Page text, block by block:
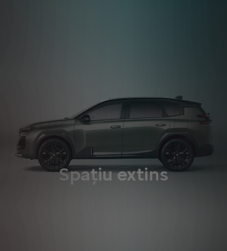
Spațiu extins